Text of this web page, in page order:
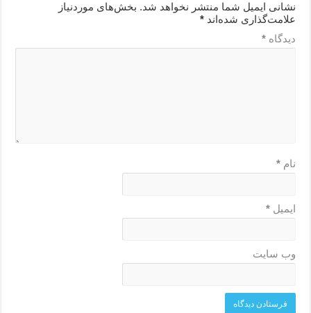
نشانی ایمیل شما منتشر نخواهد شد. بخش‌های موردنیاز
علامت‌گذاری شده‌اند*
دیدگاه*
نام*
ایمیل*
وب‌ سایت